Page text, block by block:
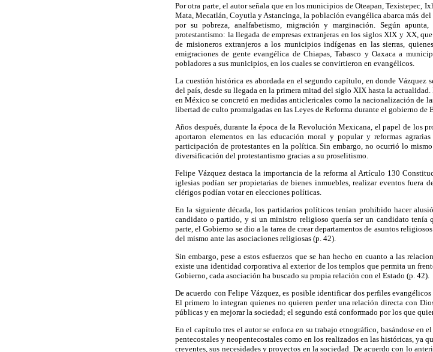
Por otra parte, el autor señala que en los municipios de Oteapan, Texistepec,
Mata, Mecatlán, Coyutla y Astancinga, la población evangélica abarca más
por su pobreza, analfabetismo, migración y marginación. Según
protestantismo: la llegada de empresas extranjeras en los siglos XIX y XX,
de misioneros extranjeros a los municipios indígenas en las sierras,
emigraciones de gente evangélica de Chiapas, Tabasco y Oaxaca a
pobladores a sus municipios, en los cuales se convirtieron en evangélicos.
La cuestión histórica es abordada en el segundo capítulo, en donde
del país, desde su llegada en la primera mitad del siglo XIX hasta la
en México se concretó en medidas anticlericales como la nacionalización de
libertad de culto promulgadas en las Leyes de Reforma durante el gobierno de
Años después, durante la época de la Revolución Mexicana, el papel de los
aportaron elementos en las educación moral y popular y reformas
participación de protestantes en la política. Sin embargo, no ocurrió lo
diversificación del protestantismo gracias a su proselitismo.
Felipe Vázquez destaca la importancia de la reforma al Artículo 130
iglesias podían ser propietarias de bienes inmuebles, realizar eventos fuera
clérigos podían votar en elecciones políticas.
En la siguiente década, los partidarios políticos tenían prohibido hacer
candidato o partido, y si un ministro religioso quería ser un candidato tenía
parte, el Gobierno se dio a la tarea de crear departamentos de asuntos
del mismo ante las asociaciones religiosas (p. 42).
Sin embargo, pese a estos esfuerzos que se han hecho en cuanto a las
existe una identidad corporativa al exterior de los templos que permita un
Gobierno, cada asociación ha buscado su propia relación con el Estado (p. 42).
De acuerdo con Felipe Vázquez, es posible identificar dos perfiles
El primero lo integran quienes no quieren perder una relación directa con
públicas y en mejorar la sociedad; el segundo está conformado por los que
En el capítulo tres el autor se enfoca en su trabajo etnográfico, basándose en
pentecostales y neopentecostales como en los realizados en las históricas, ya
creyentes, sus necesidades y proyectos en la sociedad. De acuerdo con lo